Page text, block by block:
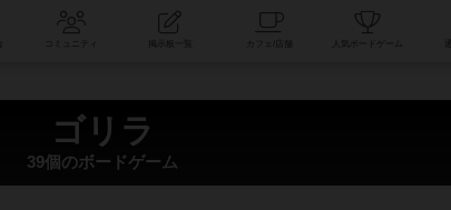
コミュニティ
ゴリラ
39個のボードゲーム